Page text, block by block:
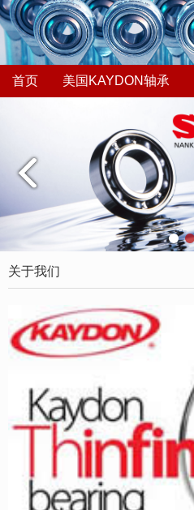
首页 美国KAYDON轴承
关于我们